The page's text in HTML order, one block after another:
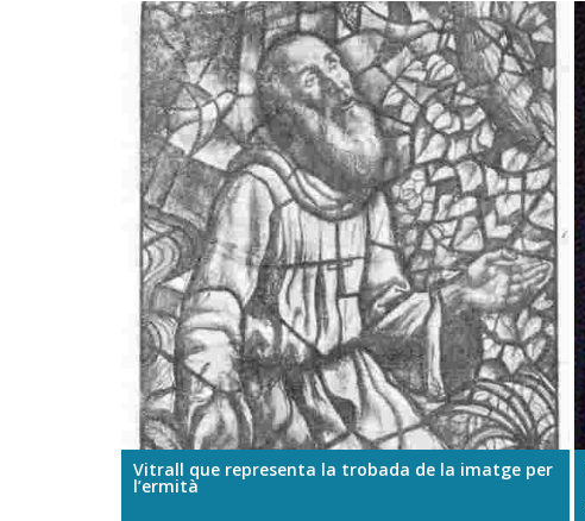
Vitrall que representa la trobada de la imatge per
l’ermità